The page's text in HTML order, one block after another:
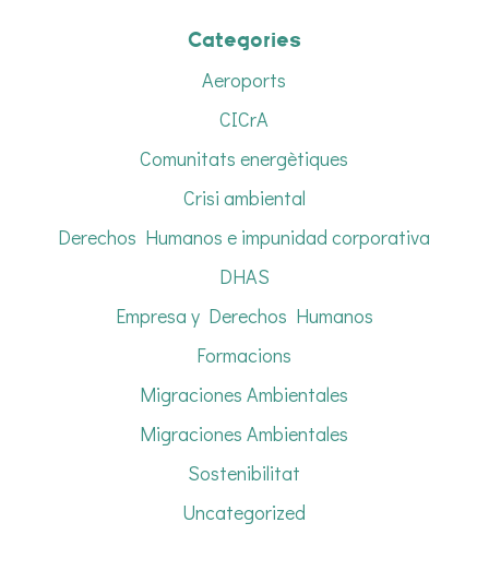
Categories
Aeroports
CICrA
Comunitats energètiques
Crisi ambiental
Derechos Humanos e impunidad corporativa
DHAS
Empresa y Derechos Humanos
Formacions
Migraciones Ambientales
Migraciones Ambientales
Sostenibilitat
Uncategorized